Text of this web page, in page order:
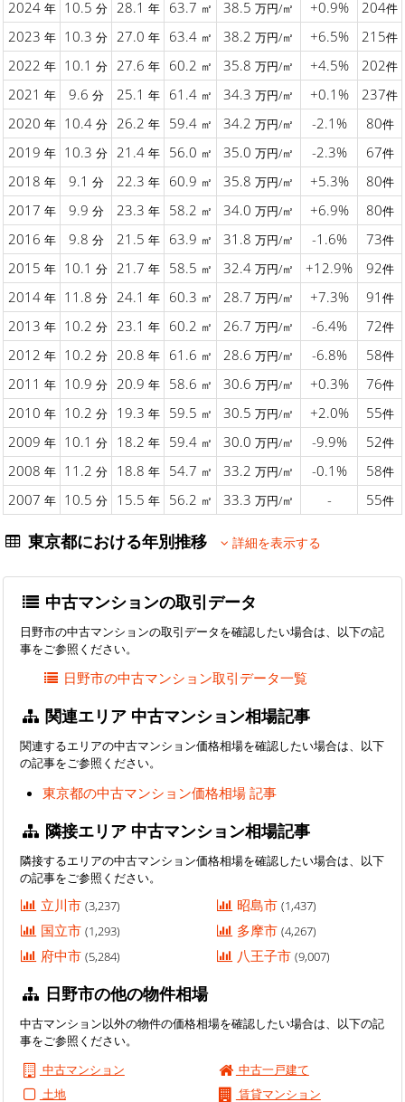
2024 年 10.5 分 28.1 年 63.7 ㎡ 38.5 万円/㎡ +0.9% 204件
2023 年 10.3 分 27.0 年 63.4 ㎡ 38.2 万円/㎡ +6.5% 215件
2022 年 10.1 分 27.6 年 60.2 ㎡ 35.8 万円/㎡ +4.5% 202件
2021 年 9.6 分 25.1 年 61.4 ㎡ 34.3 万円/㎡ +0.1% 237件
2020 年 10.4 分 26.2 年 59.4 ㎡ 34.2 万円/㎡ -2.1% 80件
2019 年 10.3 分 21.4 年 56.0 ㎡ 35.0 万円/㎡ -2.3% 67件
2018 年 9.1 分 22.3 年 60.9 ㎡ 35.8 万円/㎡ +5.3% 80件
2017 年 9.9 分 23.3 年 58.2 ㎡ 34.0 万円/㎡ +6.9% 80件
2016 年 9.8 分 21.5 年 63.9 ㎡ 31.8 万円/㎡ -1.6% 73件
2015 年 10.1 分 21.7 年 58.5 ㎡ 32.4 万円/㎡ +12.9% 92件
2014 年 11.8 分 24.1 年 60.3 ㎡ 28.7 万円/㎡ +7.3% 91 件
2013 年 10.2 分 23.1 年 60.2 ㎡ 26.7 万円/㎡ -6.4% 72件
2012 年 10.2 分 20.8 年 61.6 ㎡ 28.6 万円/㎡ -6.8% 58件
2011 年 10.9 分 20.9 年 58.6 ㎡ 30.6 万円/㎡ +0.3% 76件
2010 年 10.2 分 19.3 年 59.5 ㎡ 30.5 万円/㎡ +2.0% 55件
2009 年 10.1 分 18.2 年 59.4 ㎡ 30.0 万円/㎡ -9.9% 52件
2008 年 11.2 分 18.8 年 54.7 ㎡ 33.2 万円/㎡ -0.1% 58件
2007 年 10.5 分 15.5 年 56.2 ㎡ 33.3 万円/㎡ - 55件
東京都における年別推移 詳細を表示する
中古マンションの取引データ
日野市の中古マンションの取引データを確認したい場合は、以下の記
事をご参照ください。
日野市の中古マンション取引データ一覧
関連エリア 中古マンション相場記事
関連するエリアの中古マンション価格相場を確認したい場合は、以下
の記事をご参照ください。
東京都の中古マンション価格相場 記事
隣接エリア 中古マンション相場記事
隣接するエリアの中古マンション価格相場を確認したい場合は、以下
の記事をご参照ください。
立川市(3,237) 昭島市(1,437)
国立市(1,293) 多摩市(4,267)
府中市(5,284) 八王子市(9,007)
日野市の他の物件相場
中古マンション以外の物件の価格相場を確認したい場合は、以下の記
事をご参照ください。
中古マンション
中古一戸建て
土地
賃貸マンション